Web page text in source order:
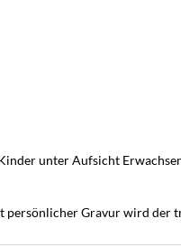
unter Aufsicht
Gravur wird der